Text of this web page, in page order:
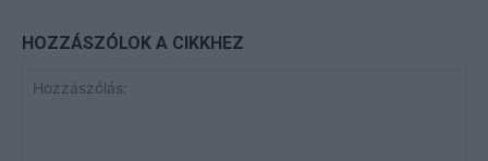
HOZZÁSZÓLOK A CIKKHEZ